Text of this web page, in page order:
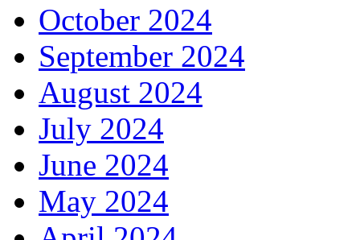
October 2024
September 2024
August 2024
July 2024
June 2024
May 2024